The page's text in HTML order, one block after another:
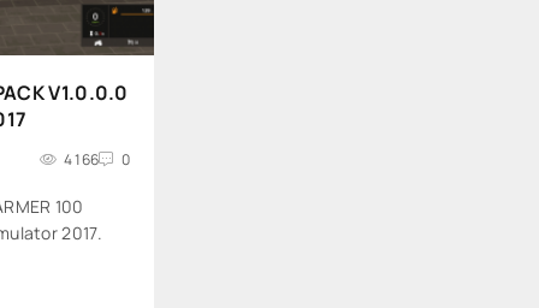
V1.0.0.0
4 166 0
100
2017.